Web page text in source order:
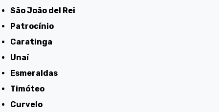
São João del Rei
Patrocínio
Caratinga
Unaí
Esmeraldas
Timóteo
Curvelo